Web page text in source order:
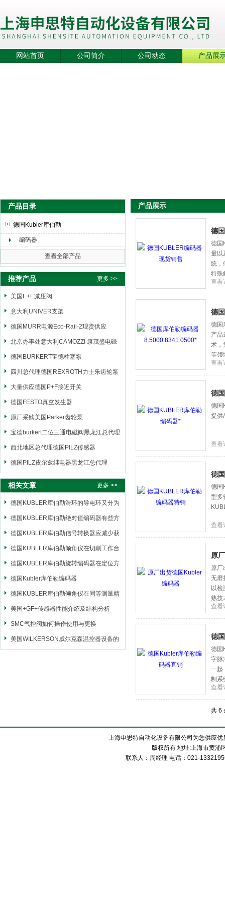
上海申思特自动化设备有限公司
网站首页 公司简介 公司动态 产品展
产品目录
德国Kubler库伯勒
编码器
查看全部产品
推荐产品 更多 >>
美国E+E减压阀
意大利UNIVER支架
德国MURR电源Eco-Rail-2现货供应
北京办事处意大利CAMOZZI 康茂盛电磁
阀
德国BURKERT宝德柱塞泵
四川总代理德国REXROTH力士乐齿轮泵
大量供应德国P+F接近开关
德国FESTO真空发生器
原厂采购美国Parker齿轮泵
宝德burkert二位三通电磁阀黑龙江总代理
西北地区总代理德国PILZ传感器
德国PILZ皮尔兹继电器黑龙江总代理
相关文章 更多 >>
德国KUBLER库伯勒滑环的导电环又分为
平环和 V形环等
德国KUBLER库伯勒绝对值编码器有些方
法对有些工控项目比较麻烦
德国KUBLER库伯勒信号转换器应减少获
得较低的二次谐波失真
德国KUBLER库伯勒倾角仪在切削工作台
的水平情况和位置的使用
德国KUBLER库伯勒旋转编码器在定位方
面明显地优于增量式编码器
德国Kubler库伯勒编码器
D8.1B1.0300.0054.2000操作使用
德国KUBLER库伯勒倾角仪在同等测量精
度条件下，急需成本低
美国+GF+传感器性能介绍及结构分析
SMC气控阀如何操作使用与更换
美国WILKERSON威尔克森温控器设备的
产品展示
德
德国
量以
统，
特殊
客户
查看
德
德国
产品
术，
等领
查看
德
德国
提供
查看
德
德国
型多
查看
原
原厂
无磨
以
熟技
查看
德
德国
字脉
一起
制系
控制
查看
共 6
上海申思特自动化设备有限公司为您供应优
版权所有 地址:上海市黄浦
联系人：周经理 电话：021-